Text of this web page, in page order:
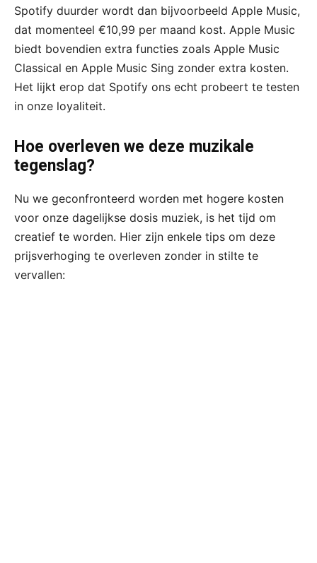
Spotify duurder wordt dan bijvoorbeeld Apple Music,
dat momenteel €10,99 per maand kost. Apple Music
biedt bovendien extra functies zoals Apple Music
Classical en Apple Music Sing zonder extra kosten.
Het lijkt erop dat Spotify ons echt probeert te testen
in onze loyaliteit. ​
Hoe overleven we deze muzikale
tegenslag?
Nu we geconfronteerd worden met hogere kosten
voor onze dagelijkse dosis muziek, is het tijd om
creatief te worden. Hier zijn enkele tips om deze
prijsverhoging te overleven zonder in stilte te
vervallen: